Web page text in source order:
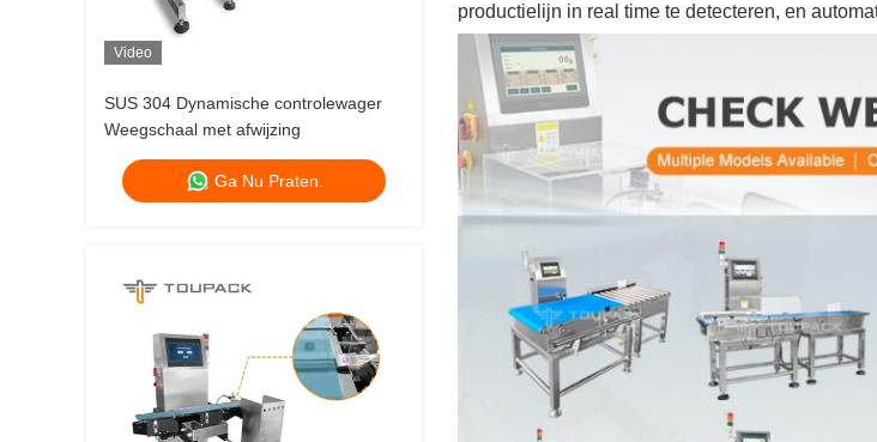
Video
SUS 304 Dynamische controlewager
Weegschaal met afwijzing
Ga Nu Praten.
productielijn in real time te detecteren, en